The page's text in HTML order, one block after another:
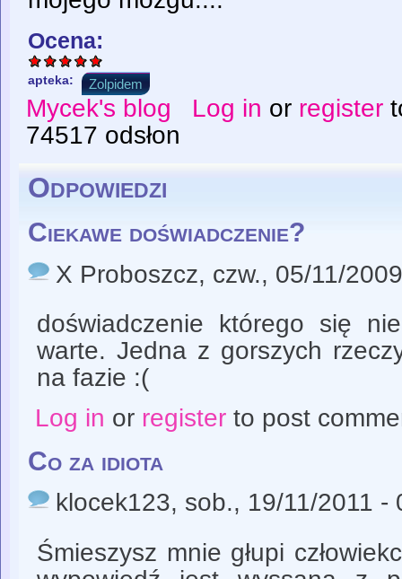
Ocena:
apteka: Zolpidem
Mycek's blog Log in or register
74517 odsłon
Odpowiedzi
Ciekawe doświadczenie?
X Proboszcz, czw., 05/11/
doświadczenie którego się
warte. Jedna z gorszych
na fazie :(
Log in or registerto post
Co za idiota
klocek123, sob., 19/11/2011 -
Śmieszysz mnie głupi